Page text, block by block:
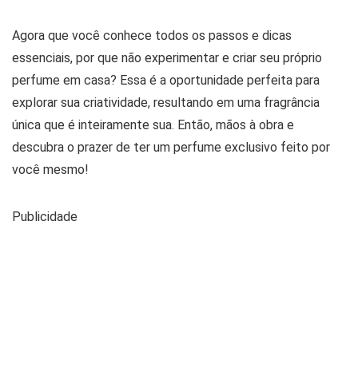
Agora que você conhece todos os passos e dicas
essenciais, por que não experimentar e criar seu próprio
perfume em casa? Essa é a oportunidade perfeita para
explorar sua criatividade, resultando em uma fragrância
única que é inteiramente sua. Então, mãos à obra e
descubra o prazer de ter um perfume exclusivo feito por
você mesmo!
Publicidade